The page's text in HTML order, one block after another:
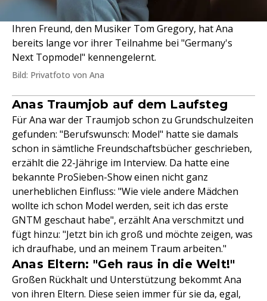
Ihren Freund, den Musiker Tom Gregory, hat Ana
bereits lange vor ihrer Teilnahme bei "Germany's
Next Topmodel" kennengelernt.
Bild: Privatfoto von Ana
Anas Traumjob auf dem Laufsteg
Für Ana war der Traumjob schon zu Grundschulzeiten
gefunden: "Berufswunsch: Model" hatte sie damals
schon in sämtliche Freundschaftsbücher geschrieben,
erzählt die 22-Jährige im Interview. Da hatte eine
bekannte ProSieben-Show einen nicht ganz
unerheblichen Einfluss: "Wie viele andere Mädchen
wollte ich schon Model werden, seit ich das erste
GNTM geschaut habe", erzählt Ana verschmitzt und
fügt hinzu: "Jetzt bin ich groß und möchte zeigen, was
ich draufhabe, und an meinem Traum arbeiten."
Anas Eltern: "Geh raus in die Welt!"
Großen Rückhalt und Unterstützung bekommt Ana
von ihren Eltern. Diese seien immer für sie da, egal,